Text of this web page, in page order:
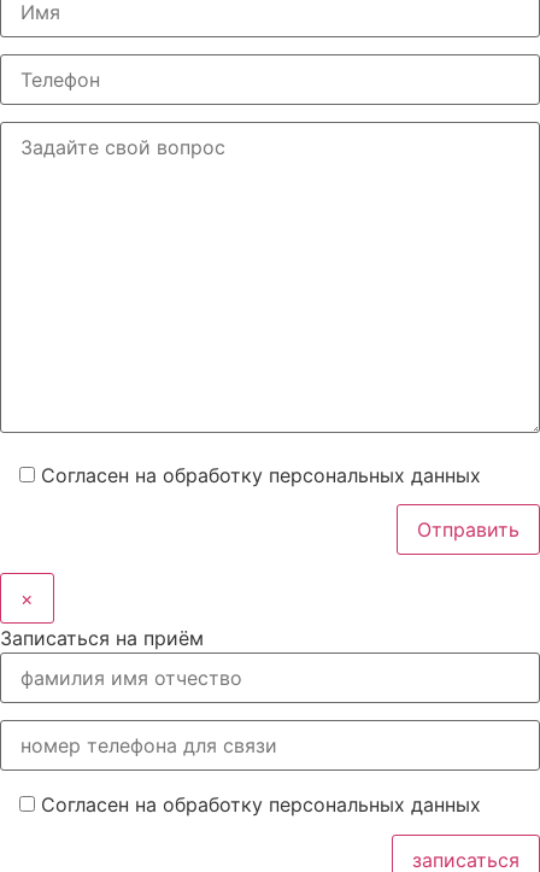
Согласен на обработку персональных данных
×
Записаться на приём
Согласен на обработку персональных данных